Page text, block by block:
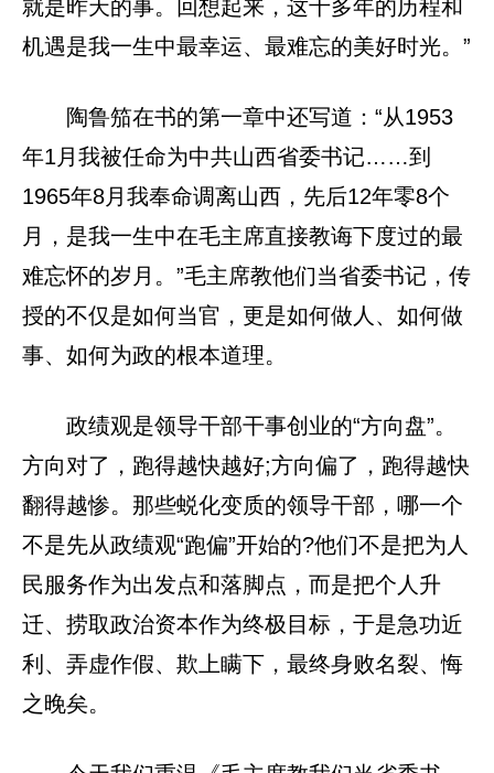
就是昨天的事。回想起来，这十多年的历程和
机遇是我一生中最幸运、最难忘的美好时光。”
陶鲁笳在书的第一章中还写道：“从1953
年1月我被任命为中共山西省委书记……到
1965年8月我奉命调离山西，先后12年零8个
月，是我一生中在毛主席直接教诲下度过的最
难忘怀的岁月。”毛主席教他们当省委书记，传
授的不仅是如何当官，更是如何做人、如何做
事、如何为政的根本道理。
政绩观是领导干部干事创业的“方向盘”。
方向对了，跑得越快越好;方向偏了，跑得越快
翻得越惨。那些蜕化变质的领导干部，哪一个
不是先从政绩观“跑偏”开始的?他们不是把为人
民服务作为出发点和落脚点，而是把个人升
迁、捞取政治资本作为终极目标，于是急功近
利、弄虚作假、欺上瞒下，最终身败名裂、悔
之晚矣。